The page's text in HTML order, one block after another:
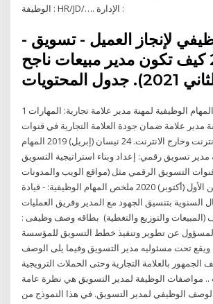
الوظيفة : HR/JD/…. الإدارة :
لإنجاز العميل - تسويق -
2021 كيف تكون مدير مبيعات ناجح
1 أيار (مايو) 2019 المهام الوظيفية لمهنة مدير علامة تجارية: المهارات
مدير علامة ضمان جودة العلامة التجارية في قنوات
التسويق عبر الإنترنت وخارج الانترنت. 24 نيسان (إبريل) 2019 المهام
مدير تسويق رقمي: إعداد وبناء استراتيجية التسويق
التسويق الرقمي مثل (مواقع الويب والمدونات
ورسائل 13 تشرين الأول (أكتوبر) 2020 ملخص المهام الوظيفية: - قيادة
السنوية بتنسيق الجهود مع المدير وفريق العمليات
(المبيعات والتوزيع والتغطية) بطاقه وصف وظيفى :
عن تطوير وتنفيذ خطط التسويق للمؤسسة
ويقع تحت مسئوليه مدير التسويق وفيما يلى الوصف
الجمهور بالعلامة التجارية وحتى الحملات الترويجية
.. مواصفات الوظيفة لمدير التسويق هي نظرة عامة
الوظيفي لمدير التسويق. في هذا النموذج من